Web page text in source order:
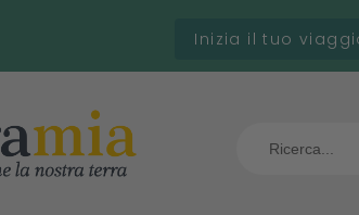
Inizia il tuo